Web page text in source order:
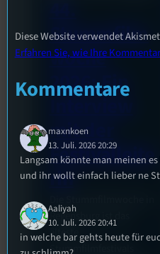
Stummfilm
woche
2026: Ein
mit der
Festivalleite
rin
Regensburg ist das
älteste
Stummfilmfestivals
Diese Website verwendet
Erfahren Sie, wie Ihre
Kommentare
maxnkoen
13. Juli. 2026 20:29
Langsam könnte man meinen
und ihr wollt einfach lieber ne
Aaliyah
10. Juli. 2026 20:41
in welche bar gehts heute für